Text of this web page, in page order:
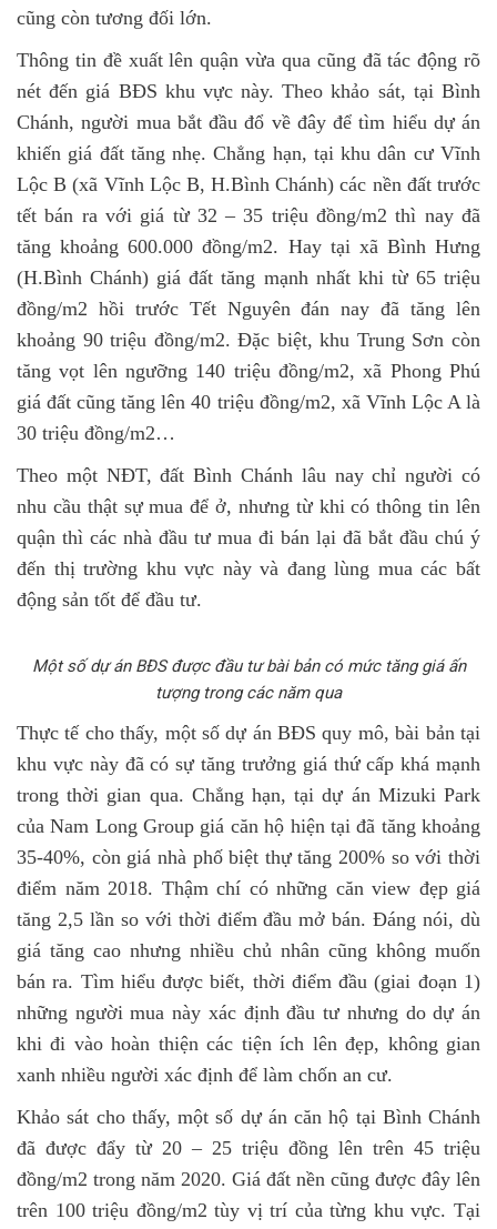
cũng còn tương đối lớn.
Thông tin đề xuất lên quận vừa qua cũng đã tác động rõ
nét đến giá BĐS khu vực này. Theo khảo sát, tại Bình
Chánh, người mua bắt đầu đổ về đây để tìm hiểu dự án
khiến giá đất tăng nhẹ. Chẳng hạn, tại khu dân cư Vĩnh
Lộc B (xã Vĩnh Lộc B, H.Bình Chánh) các nền đất trước
tết bán ra với giá từ 32 – 35 triệu đồng/m2 thì nay đã
tăng khoảng 600.000 đồng/m2. Hay tại xã Bình Hưng
(H.Bình Chánh) giá đất tăng mạnh nhất khi từ 65 triệu
đồng/m2 hồi trước Tết Nguyên đán nay đã tăng lên
khoảng 90 triệu đồng/m2. Đặc biệt, khu Trung Sơn còn
tăng vọt lên ngưỡng 140 triệu đồng/m2, xã Phong Phú
giá đất cũng tăng lên 40 triệu đồng/m2, xã Vĩnh Lộc A là
30 triệu đồng/m2…
Theo một NĐT, đất Bình Chánh lâu nay chỉ người có
nhu cầu thật sự mua để ở, nhưng từ khi có thông tin lên
quận thì các nhà đầu tư mua đi bán lại đã bắt đầu chú ý
đến thị trường khu vực này và đang lùng mua các bất
động sản tốt để đầu tư.
Một số dự án BĐS được đầu tư bài bản có mức tăng giá ấn
tượng trong các năm qua
Thực tế cho thấy, một số dự án BĐS quy mô, bài bản tại
khu vực này đã có sự tăng trưởng giá thứ cấp khá mạnh
trong thời gian qua. Chẳng hạn, tại dự án Mizuki Park
của Nam Long Group giá căn hộ hiện tại đã tăng khoảng
35-40%, còn giá nhà phố biệt thự tăng 200% so với thời
điểm năm 2018. Thậm chí có những căn view đẹp giá
tăng 2,5 lần so với thời điểm đầu mở bán. Đáng nói, dù
giá tăng cao nhưng nhiều chủ nhân cũng không muốn
bán ra. Tìm hiểu được biết, thời điểm đầu (giai đoạn 1)
những người mua này xác định đầu tư nhưng do dự án
khi đi vào hoàn thiện các tiện ích lên đẹp, không gian
xanh nhiều người xác định để làm chốn an cư.
Khảo sát cho thấy, một số dự án căn hộ tại Bình Chánh
đã được đẩy từ 20 – 25 triệu đồng lên trên 45 triệu
đồng/m2 trong năm 2020. Giá đất nền cũng được đây lên
trên 100 triệu đồng/m2 tùy vị trí của từng khu vực. Tại